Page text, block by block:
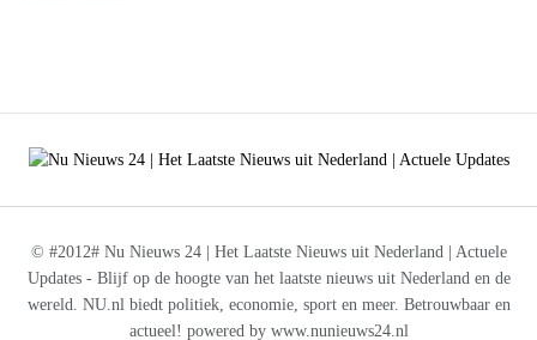
© #2012# Nu Nieuws 24 | Het Laatste Nieuws uit Nederland | Actuele
Updates - Blijf op de hoogte van het laatste nieuws uit Nederland en de
wereld. NU.nl biedt politiek, economie, sport en meer. Betrouwbaar en
actueel! powered by www.nunieuws24.nl